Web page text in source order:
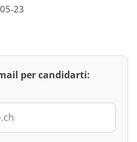
23
per candidarti: